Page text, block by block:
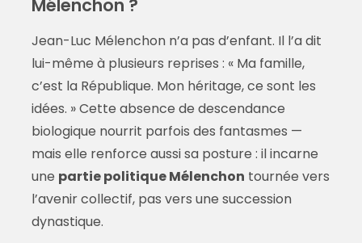
Mélenchon ?
Jean-Luc Mélenchon n’a pas d’enfant. Il l’a dit
lui-même à plusieurs reprises : « Ma famille,
c’est la République. Mon héritage, ce sont les
idées. » Cette absence de descendance
biologique nourrit parfois des fantasmes —
mais elle renforce aussi sa posture : il incarne
une partie politique Mélenchon tournée vers
l’avenir collectif, pas vers une succession
dynastique.